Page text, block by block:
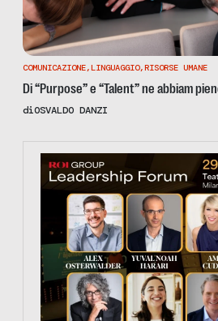
COMUNICAZIONE,LINGUAGGIO,RISORSE UMANE
Di “Purpose” e “Talent” ne abbiam
diOSVALDO DANZI
https://tinyurl.com/363fvfm9